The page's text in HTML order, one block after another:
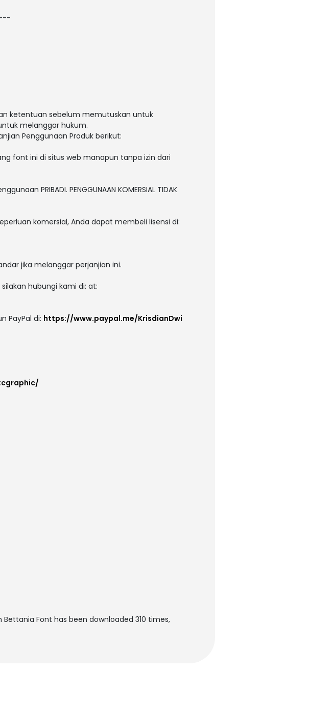
ketentuan sebelum memutuskan untuk
melanggar hukum.
Penggunaan Produk berikut:
font ini di situs web manapun tanpa izin dari
PRIBADI. PENGGUNAAN KOMERSIAL TIDAK
komersial, Anda dapat membeli lisensi di:
jika melanggar perjanjian ini.
hubungi kami di: at:
PayPal di: https://www.paypal.me/KrisdianDwi
Bettania Font has been downloaded 310 times,